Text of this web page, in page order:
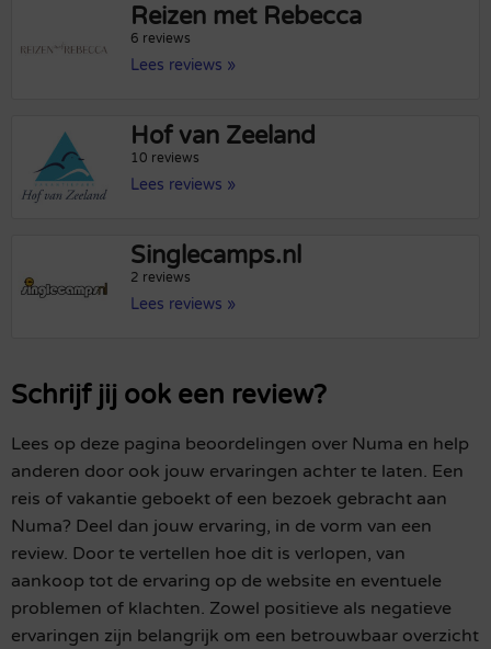
Reizen met Rebecca
6 reviews
Lees reviews »
Hof van Zeeland
10 reviews
Lees reviews »
Singlecamps.nl
2 reviews
Lees reviews »
Schrijf jij ook een review?
Lees op deze pagina beoordelingen over Numa en help
anderen door ook jouw ervaringen achter te laten. Een
reis of vakantie geboekt of een bezoek gebracht aan
Numa? Deel dan jouw ervaring, in de vorm van een
review. Door te vertellen hoe dit is verlopen, van
aankoop tot de ervaring op de website en eventuele
problemen of klachten. Zowel positieve als negatieve
ervaringen zijn belangrijk om een betrouwbaar overzicht